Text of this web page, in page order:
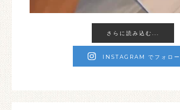
さらに読み込む...
INSTAGRAM でフォロー